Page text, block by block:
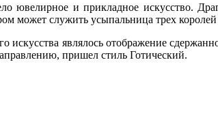
ювелирное и прикладное искусство.
может служить усыпальница трех королей
искусства являлось отображение
пришел стиль Готический.